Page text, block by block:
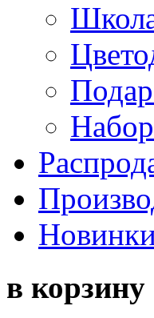
в корзину